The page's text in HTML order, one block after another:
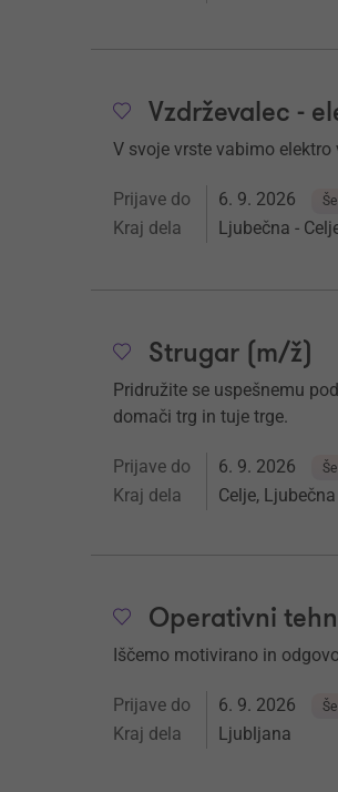
Vzdrževalec -
V svoje vrste vabimo elektro
Prijave do 6. 9. 2026
Kraj dela Ljubečna -
Strugar (m/ž)
Pridružite se uspešnemu
domači trg in tuje trge.
Prijave do 6. 9. 2026
Kraj dela Celje, Ljubečna
Operativni
Iščemo motivirano in
Prijave do 6. 9. 2026
Kraj dela Ljubljana